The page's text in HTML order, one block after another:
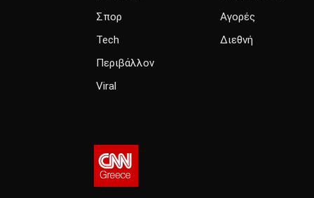
Σπορ
Tech
Περιβάλλον
Viral
Αγορές
Διεθνή